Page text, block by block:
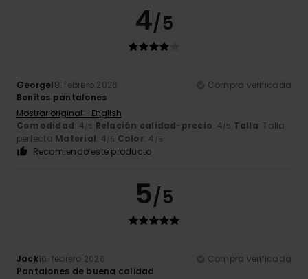
4/5
George18. febrero 2026
Compra verificada
Bonitos pantalones
Mostrar original - English
Comodidad: 4/5 Relación calidad-precio: 4/5 Talla: Talla
perfecta Material: 4/5 Color: 4 /5
Recomiendo este producto
5/5
Jack16. febrero 2026
Compra verificada
Pantalones de buena calidad